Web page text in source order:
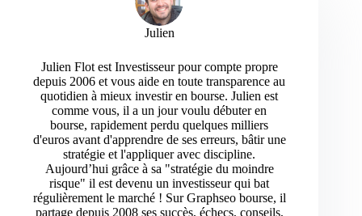
Julien
Julien Flot est Investisseur pour compte propre
depuis 2006 et vous aide en toute transparence au
quotidien à mieux investir en bourse. Julien est
comme vous, il a un jour voulu débuter en
bourse, rapidement perdu quelques milliers
d'euros avant d'apprendre de ses erreurs, bâtir une
stratégie et l'appliquer avec discipline.
Aujourd’hui grâce à sa "stratégie du moindre
risque" il est devenu un investisseur qui bat
régulièrement le marché ! Sur Graphseo bourse, il
partage depuis 2008 ses succès, échecs, conseils,